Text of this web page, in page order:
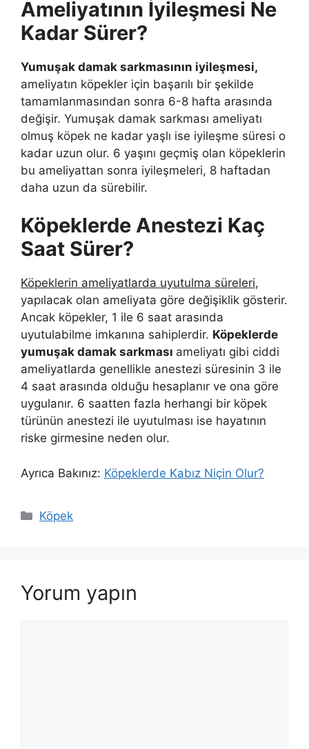
Ameliyatının İyileşmesi Ne
Kadar Sürer?
Yumuşak damak sarkmasının iyileşmesi,
ameliyatın köpekler için başarılı bir şekilde
tamamlanmasından sonra 6-8 hafta arasında
değişir. Yumuşak damak sarkması ameliyatı
olmuş köpek ne kadar yaşlı ise iyileşme süresi o
kadar uzun olur. 6 yaşını geçmiş olan köpeklerin
bu ameliyattan sonra iyileşmeleri, 8 haftadan
daha uzun da sürebilir.
Köpeklerde Anestezi Kaç
Saat Sürer?
Köpeklerin ameliyatlarda uyutulma süreleri,
yapılacak olan ameliyata göre değişiklik gösterir.
Ancak köpekler, 1 ile 6 saat arasında
uyutulabilme imkanına sahiplerdir. Köpeklerde
yumuşak damak sarkması ameliyatı gibi ciddi
ameliyatlarda genellikle anestezi süresinin 3 ile
4 saat arasında olduğu hesaplanır ve ona göre
uygulanır. 6 saatten fazla herhangi bir köpek
türünün anestezi ile uyutulması ise hayatının
riske girmesine neden olur.
Ayrıca Bakınız: Köpeklerde Kabız Niçin Olur?
Kategoriler
Köpek
Yorum yapın